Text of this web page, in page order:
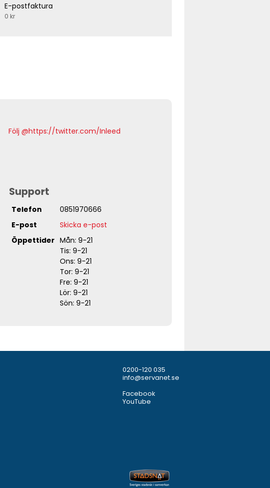
E-postfaktura
0 kr
Följ @https://twitter.com/Inleed
Support
Telefon
0851970666
E-post
Skicka e-post
Öppettider Mån: 9-21
Tis: 9-21
Ons: 9-21
Tor: 9-21
Fre: 9-21
Lör: 9-21
Sön: 9-21
0200-120 035
info@servanet.se
Facebook
YouTube